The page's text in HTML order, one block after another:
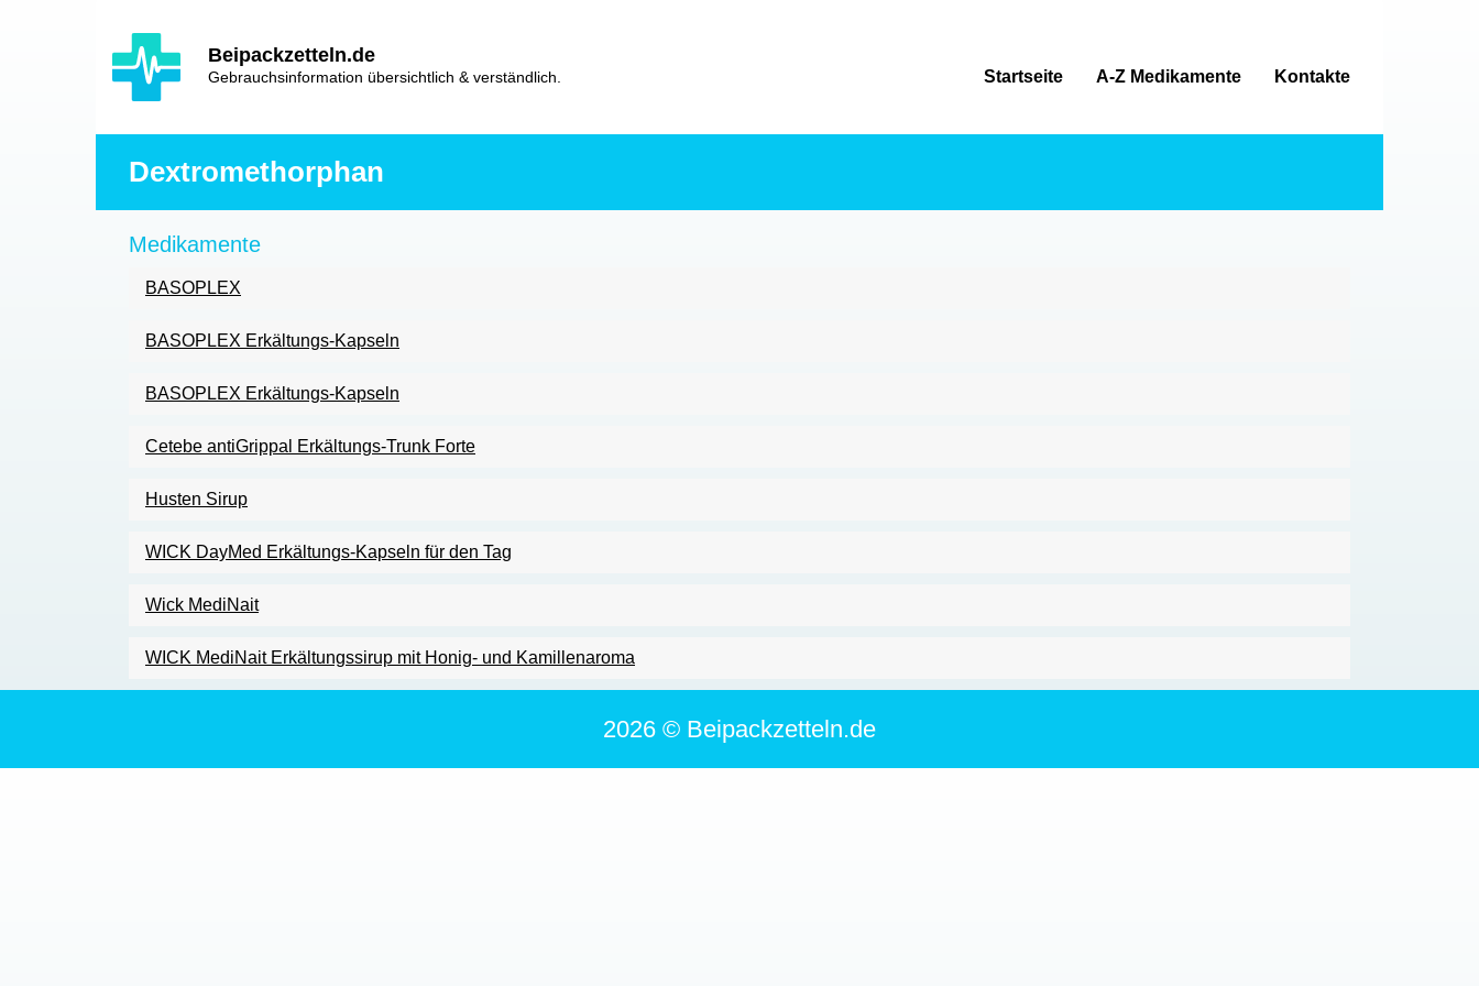
Beipackzetteln.de
Gebrauchsinformation übersichtlich & verständlich.
Hlavní
navigace
Startseite A-Z Medikamente Kontakte
Dextromethorphan
Medikamente
BASOPLEX
BASOPLEX Erkältungs-Kapseln
BASOPLEX Erkältungs-Kapseln
Cetebe antiGrippal Erkältungs-Trunk Forte
Husten Sirup
WICK DayMed Erkältungs-Kapseln für den Tag
Wick MediNait
WICK MediNait Erkältungssirup mit Honig- und Kamillenaroma
2026 © Beipackzetteln.de